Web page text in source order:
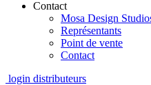
Contact
Mosa Design
Représentants
Point de vente
Contact
login distributeurs